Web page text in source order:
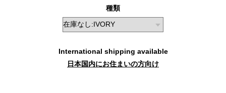
種類
International shipping available
日本国内にお住まいの方向け